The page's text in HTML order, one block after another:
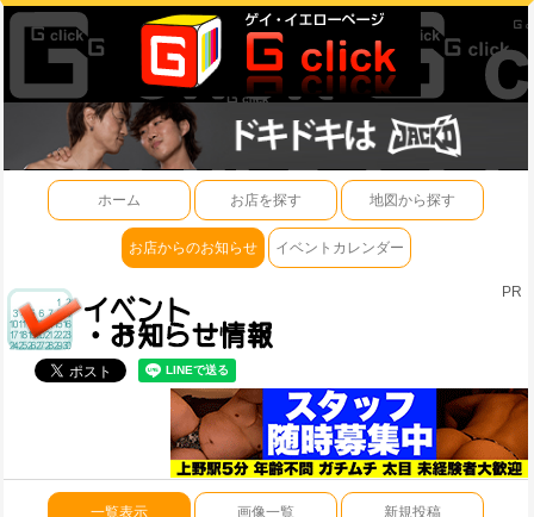
ホーム お店を探す 地図から探す
お店からのお知らせ イベントカレンダー
PR
一覧表示 画像一覧 新規投稿